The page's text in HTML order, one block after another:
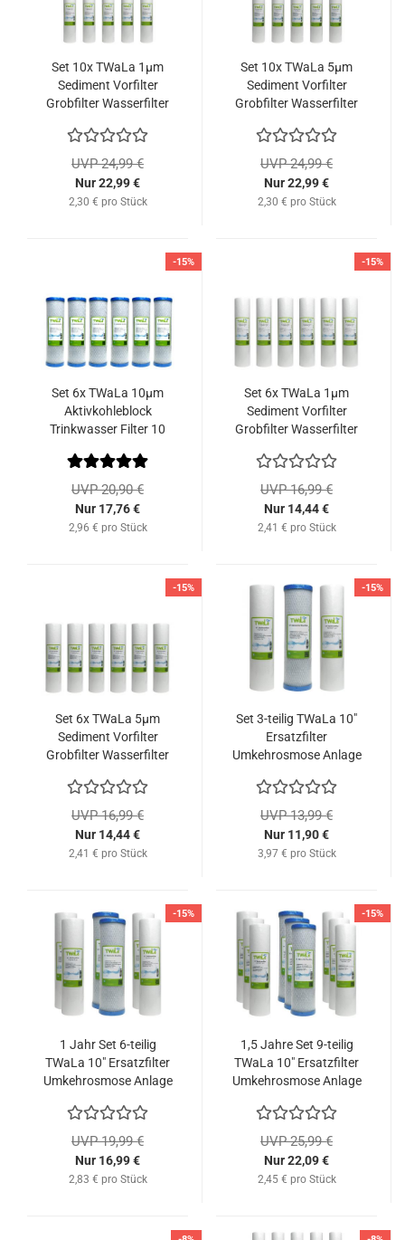
Set 10x TWaLa 1µm
Sediment Vorfilter
Grobfilter Wasserfilter
UVP 24,99 €
Nur 22,99 €
2,30 € pro Stück
Set 10x TWaLa 5µm
Sediment Vorfilter
Grobfilter Wasserfilter
UVP 24,99 €
Nur 22,99 €
2,30 € pro Stück
-15%
Set 6x TWaLa 10µm
Aktivkohleblock
Trinkwasser Filter 10
UVP 20,90 €
Nur 17,76 €
2,96 € pro Stück
-15%
Set 6x TWaLa 1µm
Sediment Vorfilter
Grobfilter Wasserfilter
UVP 16,99 €
Nur 14,44 €
2,41 € pro Stück
-15%
Set 6x TWaLa 5µm
Sediment Vorfilter
Grobfilter Wasserfilter
UVP 16,99 €
Nur 14,44 €
2,41 € pro Stück
-15%
Set 3-teilig TWaLa 10"
Ersatzfilter
Umkehrosmose Anlage
UVP 13,99 €
Nur 11,90 €
3,97 € pro Stück
-15%
1 Jahr Set 6-teilig
TWaLa 10" Ersatzfilter
Umkehrosmose Anlage
UVP 19,99 €
Nur 16,99 €
2,83 € pro Stück
-15%
1,5 Jahre Set 9-teilig
TWaLa 10" Ersatzfilter
Umkehrosmose Anlage
UVP 25,99 €
Nur 22,09 €
2,45 € pro Stück